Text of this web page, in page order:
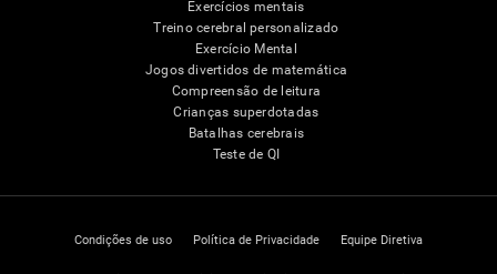
Exercícios mentais
Treino cerebral personalizado
Exercício Mental
Jogos divertidos de matemática
Compreensão de leitura
Crianças superdotadas
Batalhas cerebrais
Teste de QI
Condições de uso Política de Privacidade Equipe Diretiva